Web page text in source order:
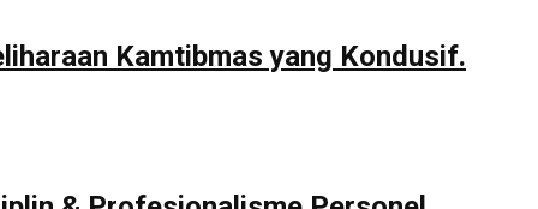
Kamtibmas yang Kondusif.